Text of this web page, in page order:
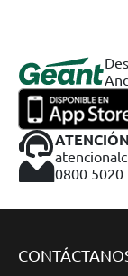
0800 5020